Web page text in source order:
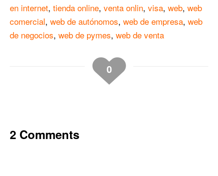
en internet, tienda online, venta onlin, visa, web, web
comercial, web de autónomos, web de empresa, web
de negocios, web de pymes, web de venta
0
2 Comments